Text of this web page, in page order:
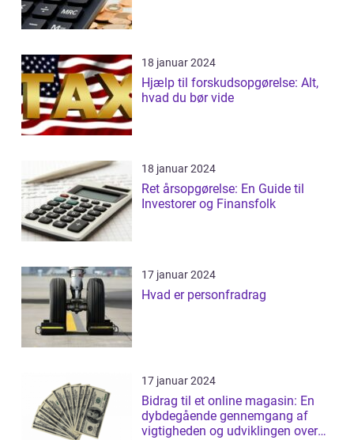
18 januar 2024
Hjælp til forskudsopgørelse: Alt,
hvad du bør vide
18 januar 2024
Ret årsopgørelse: En Guide til
Investorer og Finansfolk
17 januar 2024
Hvad er personfradrag
17 januar 2024
Bidrag til et online magasin: En
dybdegående gennemgang af
vigtigheden og udviklingen over